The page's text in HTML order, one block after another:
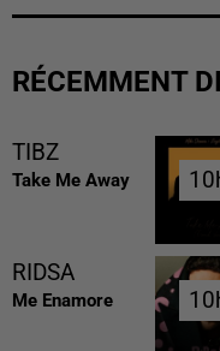
RÉCEMMENT
TIBZ
Take Me Away
RIDSA
Me Enamore